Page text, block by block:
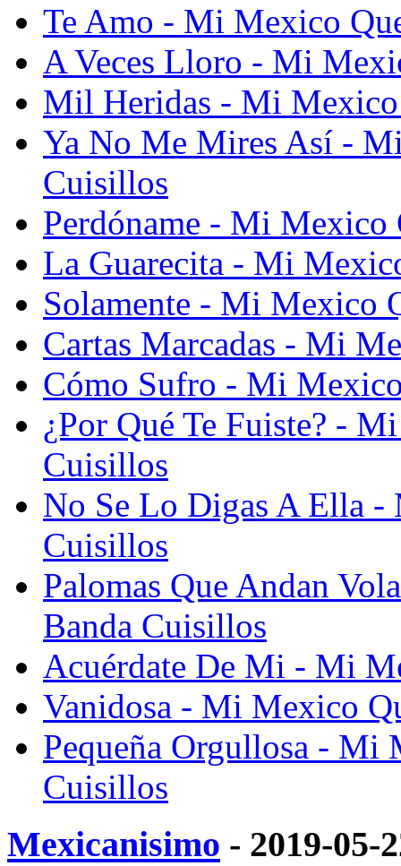
Te Amo - Mi Mexico
A Veces Lloro - Mi
Mil Heridas - Mi
Ya No Me Mires Así -
Cuisillos
Perdóname - Mi
La Guarecita - Mi
Solamente - Mi Mexico
Cartas Marcadas - Mi
Cómo Sufro - Mi
¿Por Qué Te Fuiste? -
Cuisillos
No Se Lo Digas A Ella
Cuisillos
Palomas Que Andan
Banda Cuisillos
Acuérdate De Mi - Mi
Vanidosa - Mi Mexico
Pequeña Orgullosa - Mi
Cuisillos
Mexicanisimo - 2019-05-